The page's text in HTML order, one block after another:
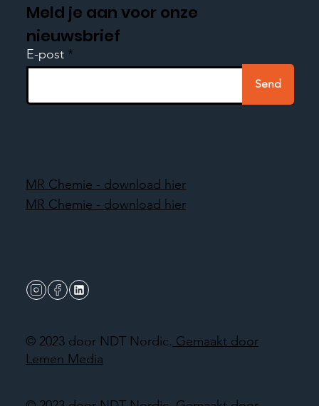
Meld je aan voor onze
nieuwsbrief
E-post
Send
© 2023 door NDT Nordic. Gemaakt door
Lemen Media
MR Chemie - download hier
MR Chemie - download hier